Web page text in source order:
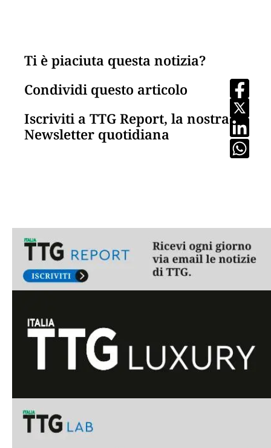
Ti è piaciuta questa notizia?
Condividi questo articolo
Iscriviti a TTG Report, la nostra
Newsletter quotidiana